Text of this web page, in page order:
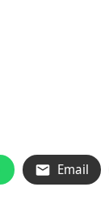
Email